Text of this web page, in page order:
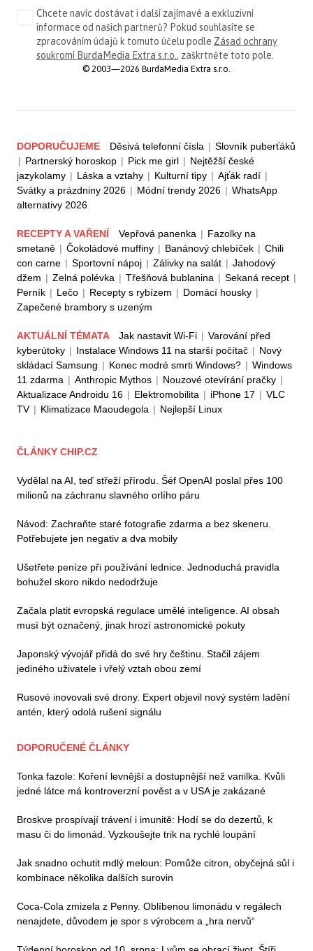
Chcete navíc dostávat i další zajímavé a exkluzivní
informace od našich partnerů? Pokud souhlasíte se
zpracováním údajů k tomuto účelu podle Zásad ochrany
soukromí BurdaMedia Extra s.r.o. , zaškrtněte toto pole.
© 2003—2026 BurdaMedia Extra s.r.o.
DOPORUČUJEME Děsivá telefonní čísla | Slovník puberťáků
| Partnerský horoskop | Pick me girl | Nejtěžší české
jazykolamy | Láska a vztahy | Kulturní tipy | Ajťák radí |
Svátky a prázdniny 2026 | Módní trendy 2026 | WhatsApp
alternativy 2026
RECEPTY A VAŘENÍ Vepřová panenka | Fazolky na
smetaně | Čokoládové muffiny | Banánový chlebíček | Chili
con carne | Sportovní nápoj | Zálivky na salát | Jahodový
džem | Zelná polévka | Třešňová bublanina | Sekaná recept |
Perník | Lečo | Recepty s rybízem | Domácí housky |
Zapečené brambory s uzeným
AKTUÁLNÍ TÉMATA Jak nastavit Wi-Fi | Varování před
kyberútoky | Instalace Windows 11 na starší počítač | Nový
skládací Samsung | Konec modré smrti Windows? | Windows
11 zdarma | Anthropic Mythos | Nouzové otevírání pračky |
Aktualizace Androidu 16 | Elektromobilita | iPhone 17 | VLC
TV | Klimatizace Maoudegola | Nejlepší Linux
ČLÁNKY CHIP.CZ
Vydělal na AI, teď střeží přírodu. Šéf OpenAI poslal přes 100
milionů na záchranu slavného orlího páru
Návod: Zachraňte staré fotografie zdarma a bez skeneru.
Potřebujete jen negativ a dva mobily
Ušetřete peníze při používání lednice. Jednoduchá pravidla
bohužel skoro nikdo nedodržuje
Začala platit evropská regulace umělé inteligence. AI obsah
musí být označený, jinak hrozí astronomické pokuty
Japonský vývojář přidá do své hry češtinu. Stačil zájem
jediného uživatele i vřelý vztah obou zemí
Rusové inovovali své drony. Expert objevil nový systém ladění
antén, který odolá rušení signálu
DOPORUČENÉ ČLÁNKY
Tonka fazole: Koření levnější a dostupnější než vanilka. Kvůli
jedné látce má kontroverzní pověst a v USA je zakázané
Broskve prospívají trávení i imunitě: Hodí se do dezertů, k
masu či do limonád. Vyzkoušejte trik na rychlé loupání
Jak snadno ochutit mdlý meloun: Pomůže citron, obyčejná sůl i
kombinace několika dalších surovin
Coca-Cola zmizela z Penny. Oblíbenou limonádu v regálech
nenajdete, důvodem je spor s výrobcem a „hra nervů“